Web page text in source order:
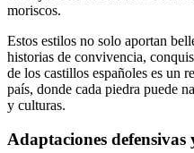
moriscos.
Estos estilos no solo aportan
historias de convivencia,
de los castillos españoles es un
país, donde cada piedra puede
y culturas.
Adaptaciones defensivas